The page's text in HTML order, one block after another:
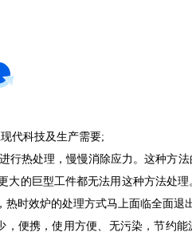
代科技及生产需要;
热处理，慢慢消除应力。这种方法
大的巨型工件都无法用这种方法处
时效炉的处理方式马上面临全面退
便携，使用方便、无污染，节约能